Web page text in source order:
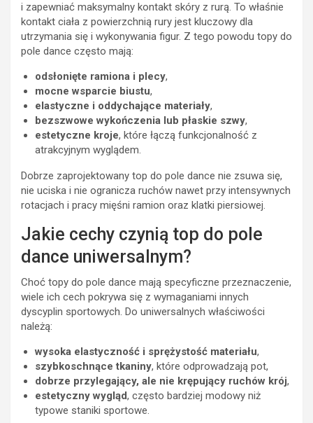
i zapewniać maksymalny kontakt skóry z rurą. To właśnie
kontakt ciała z powierzchnią rury jest kluczowy dla
utrzymania się i wykonywania figur. Z tego powodu topy do
pole dance często mają:
odsłonięte ramiona i plecy,
mocne wsparcie biustu,
elastyczne i oddychające materiały,
bezszwowe wykończenia lub płaskie szwy,
estetyczne kroje, które łączą funkcjonalność z
atrakcyjnym wyglądem.
Dobrze zaprojektowany top do pole dance nie zsuwa się,
nie uciska i nie ogranicza ruchów nawet przy intensywnych
rotacjach i pracy mięśni ramion oraz klatki piersiowej.
Jakie cechy czynią top do pole
dance uniwersalnym?
Choć topy do pole dance mają specyficzne przeznaczenie,
wiele ich cech pokrywa się z wymaganiami innych
dyscyplin sportowych. Do uniwersalnych właściwości
należą:
wysoka elastyczność i sprężystość materiału,
szybkoschnące tkaniny, które odprowadzają pot,
dobrze przylegający, ale nie krępujący ruchów krój,
estetyczny wygląd, często bardziej modowy niż
typowe staniki sportowe.